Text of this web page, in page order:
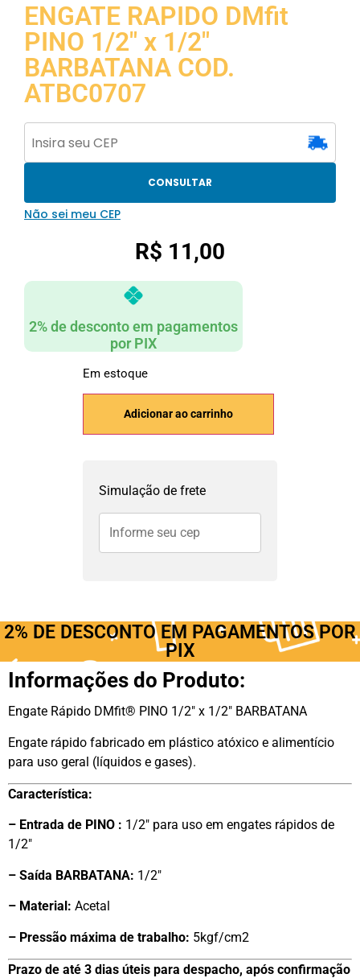
ENGATE RAPIDO DMfit
PINO 1/2″ x 1/2″
BARBATANA COD.
ATBC0707
CONSULTAR
Não sei meu CEP
R$ 11,00
2% de desconto em pagamentos
por PIX
Em estoque
Adicionar ao carrinho
Simulação de frete
2% DE DESCONTO EM PAGAMENTOS POR
PIX
Informações do Produto:
Engate Rápido DMfit® PINO 1/2″ x 1/2″ BARBATANA
Engate rápido fabricado em plástico atóxico e alimentício
para uso geral (líquidos e gases).
Característica:
– Entrada de PINO : 1/2″ para uso em engates rápidos de
1/2″
– Saída BARBATANA: 1/2″
– Material: Acetal
– Pressão máxima de trabalho: 5kgf/cm2
Prazo de até 3 dias úteis para despacho, após confirmação